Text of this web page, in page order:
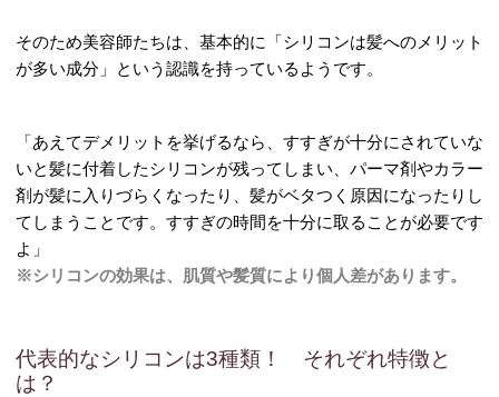
そのため美容師たちは、基本的に「シリコンは髪へのメリット
が多い成分」という認識を持っているようです。
「あえてデメリットを挙げるなら、すすぎが十分にされていな
いと髪に付着したシリコンが残ってしまい、パーマ剤やカラー
剤が髪に入りづらくなったり、髪がベタつく原因になったりし
てしまうことです。すすぎの時間を十分に取ることが必要です
よ」
※シリコンの効果は、肌質や髪質により個人差があります。
代表的なシリコンは3種類！ それぞれ特徴と
は？